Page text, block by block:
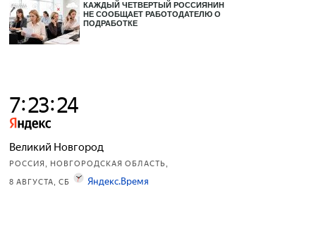
КАЖДЫЙ ЧЕТВЕРТЫЙ РОССИЯНИН
НЕ СООБЩАЕТ РАБОТОДАТЕЛЮ О
ПОДРАБОТКЕ